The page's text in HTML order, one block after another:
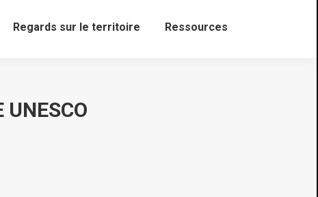
Regards sur le territoire Ressources
UNESCO